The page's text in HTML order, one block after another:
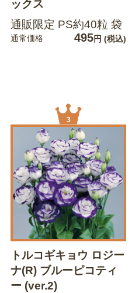
ックス
通販限定 PS約40粒 袋
通常価格 495円 (税込)
3
トルコギキョウ ロジー
ナ(R) ブルーピコティ
ー (ver.2)